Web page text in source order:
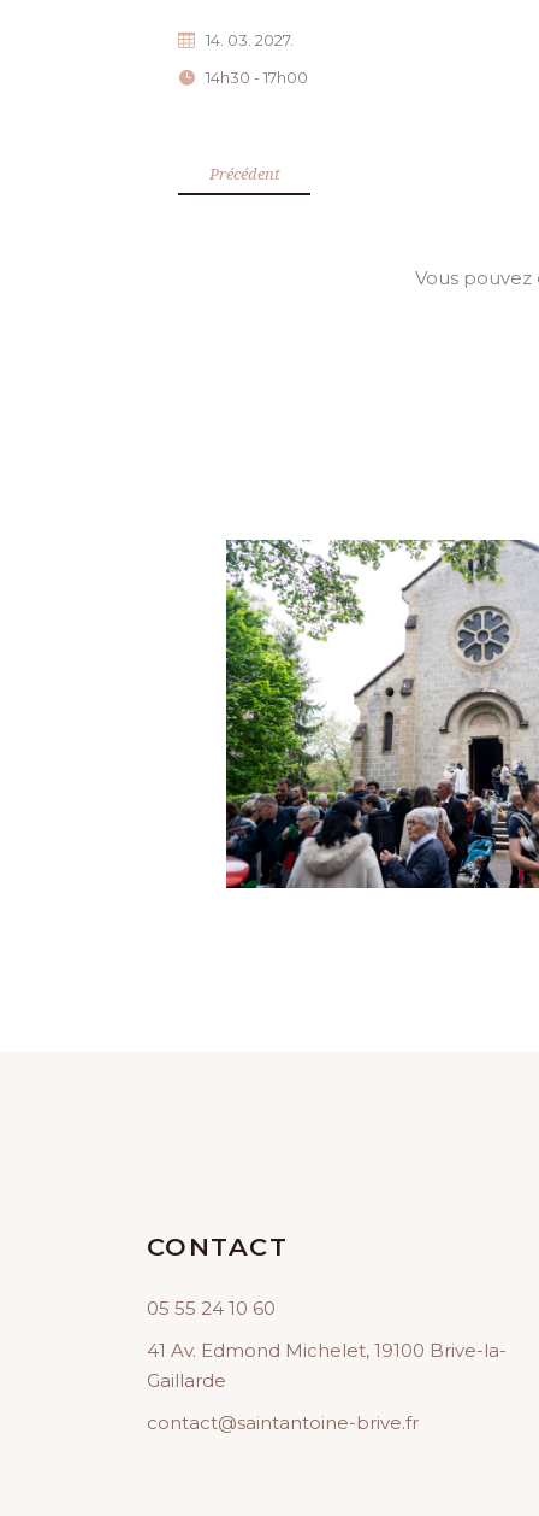
14. 03. 2027.
14h30 - 17h00
Précédent
Vous
CONTACT
05 55 24 10 60
41 Av. Edmond Michelet, 19100 Brive-la-
Gaillarde
contact@saintantoine-brive.fr